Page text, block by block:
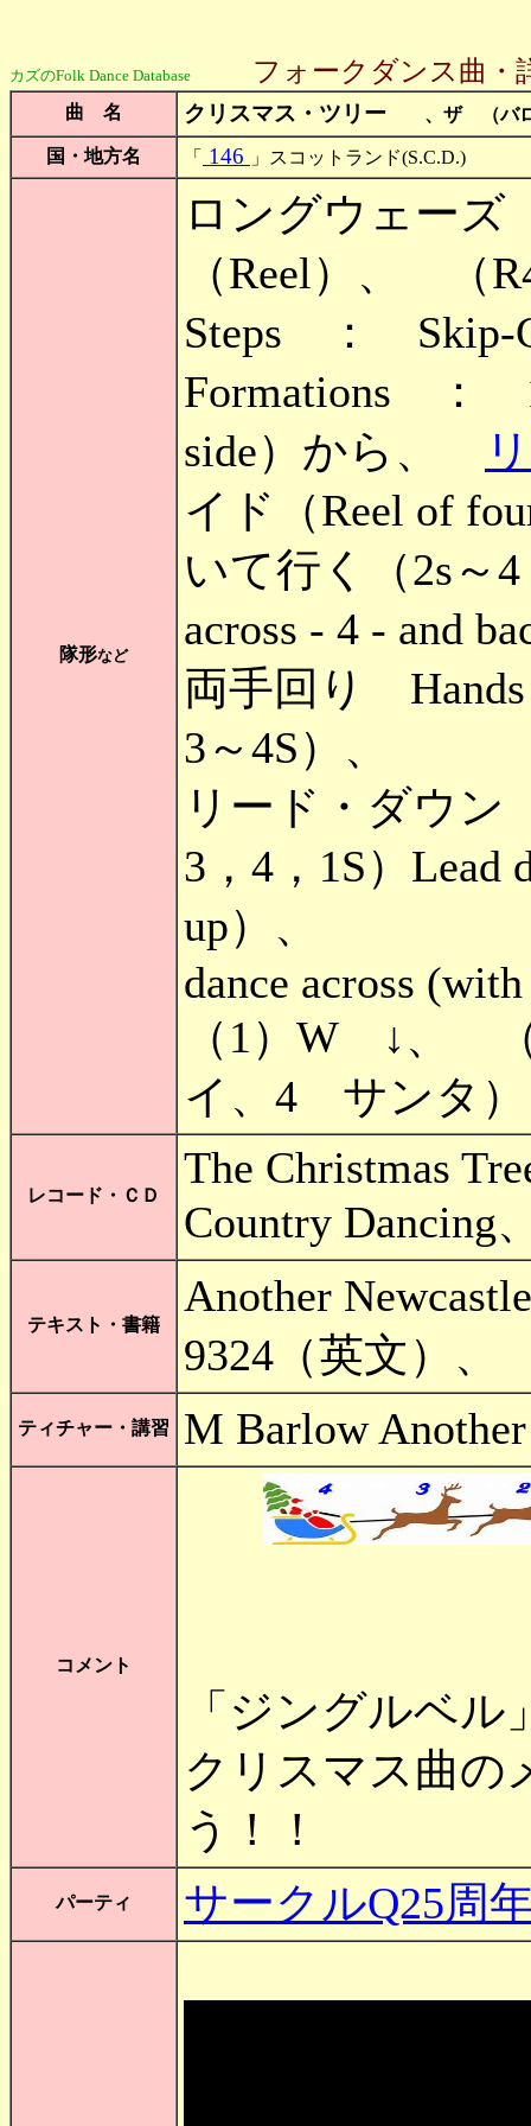
カズのFolk Dance Database フォークダンス曲・
曲 名 クリスマス・ツリー 、ザ （バ
国・地方名 「 146 」スコットランド(S.C.D.)
隊形など
ロングウェー
（Reel）、 （
Steps ： Skip-
Formations ：
side）から、
イド（Reel of
いて行く（
across - 4 - and
両手回り Hands
3～4S）、
リード・ダウン
3，4，1S）Lead
up）、
dance across
（1）W ↓、
イ、4 サンタ）
レコード・ＣＤ
The Christmas
Country
テキスト・書籍
Another
9324（英文）、
ティチャー・講習 M Barlow
コメント
「ジングルベ
クリスマス曲の
う！！
パーティ サークルQ25周